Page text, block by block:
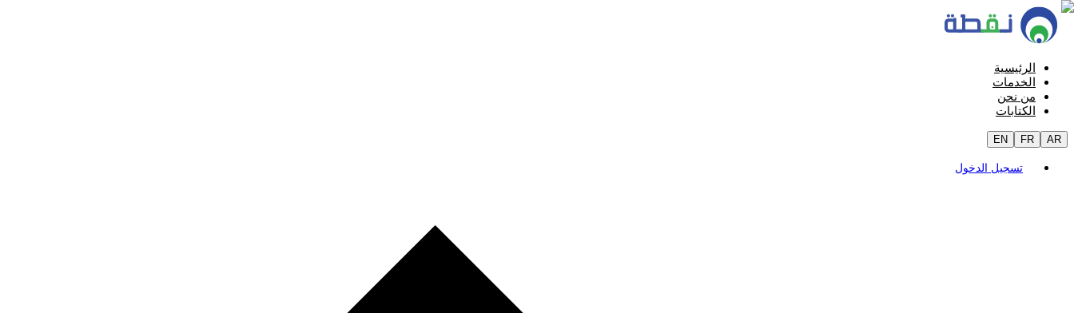
الرئيسية
الخدمات
من نحن
الكتابات
EN FR AR
تسجيل الدخول